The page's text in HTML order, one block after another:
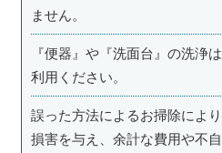
ません。
『便器』や『洗面台』の洗浄
利用ください。
誤った方法によるお掃除によ
損害を与え、余計な費用や不